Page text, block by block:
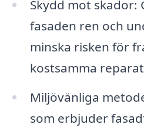
Skydd mot skador:
fasaden ren och
minska risken för
kostsamma
Miljövänliga
som erbjuder